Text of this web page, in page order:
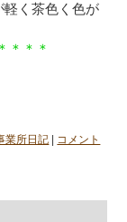
く茶色く色が
＊＊＊
業所日記
コメント